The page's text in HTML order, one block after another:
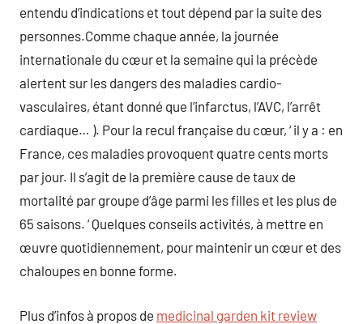
entendu d’indications et tout dépend par la suite des
personnes.Comme chaque année, la journée
internationale du cœur et la semaine qui la précède
alertent sur les dangers des maladies cardio-
vasculaires, étant donné que l’infarctus, l’AVC, l’arrêt
cardiaque… ). Pour la recul française du cœur, ‘ il y a : en
France, ces maladies provoquent quatre cents morts
par jour. Il s’agit de la première cause de taux de
mortalité par groupe d’âge parmi les filles et les plus de
65 saisons. ‘ Quelques conseils activités, à mettre en
œuvre quotidiennement, pour maintenir un cœur et des
chaloupes en bonne forme.
Plus d’infos à propos de medicinal garden kit review